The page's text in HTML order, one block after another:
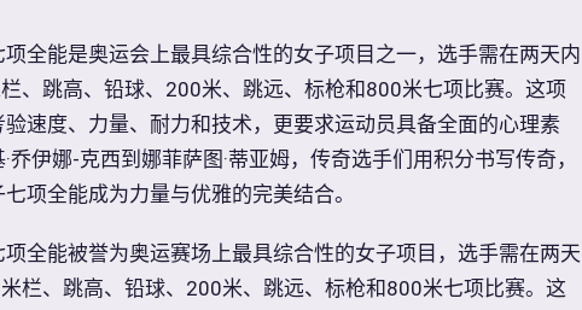
项全能是奥运会上最具综合性的女子项目之一，选手需在两天内
、跳高、铅球、200米、跳远、标枪和800米七项比赛。这项
速度、力量、耐力和技术，更要求运动员具备全面的心理素
乔伊娜-克西到娜菲萨图·蒂亚姆，传奇选手们用积分书写传奇，
项全能成为力量与优雅的完美结合。
项全能被誉为奥运赛场上最具综合性的女子项目，选手需在两天
栏、跳高、铅球、200米、跳远、标枪和800米七项比赛。这